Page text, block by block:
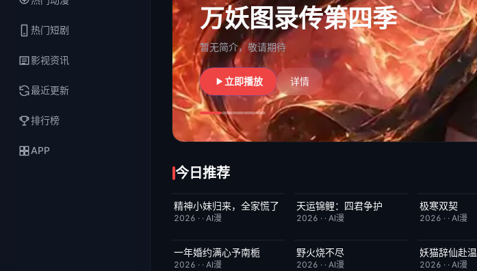
热门短剧
影视资讯
最近更新
排行榜
APP
万妖图录传第三季
暂无简介，敬请期待
立即播放 详情
今日推荐
完结 7.0
精神小妹归来，全家慌了
2026 · · AI漫
完结
天运锦鲤：四君争护
2026 · ·AI漫
完结
极寒双契
2026 · · AI漫
完结
一年婚约满心予南栀
2026 · · AI漫
完结
野火烧不尽
2026 · ·AI漫
完结
妖猫辞仙赴
2026 · · AI漫